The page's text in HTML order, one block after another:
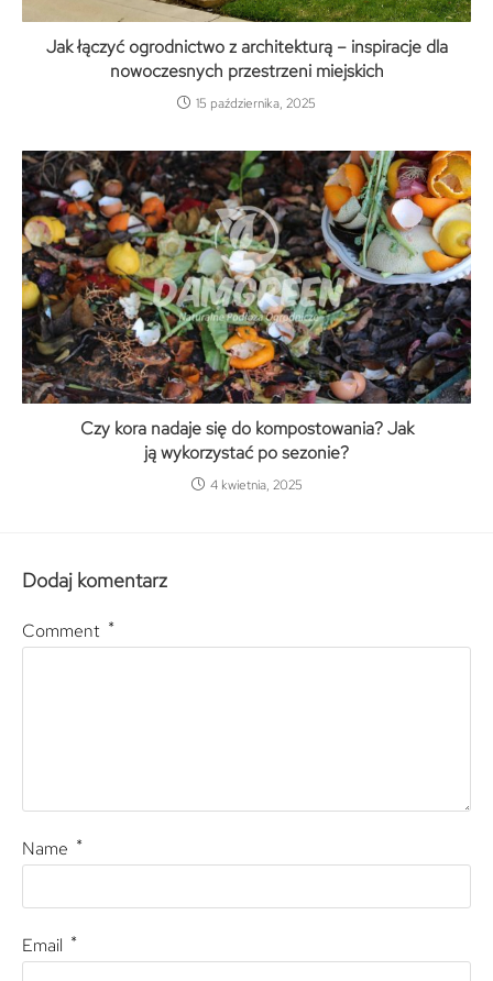
Jak łączyć ogrodnictwo z architekturą – inspiracje dla
nowoczesnych przestrzeni miejskich
15 października, 2025
Czy kora nadaje się do kompostowania? Jak
ją wykorzystać po sezonie?
4 kwietnia, 2025
Dodaj komentarz
Comment *
Name *
Email *